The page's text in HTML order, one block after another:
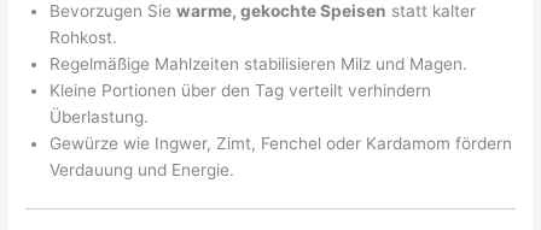
Bevorzugen Siewarme, gekochte Speisen statt kalter
Rohkost.
Regelmäßige Mahlzeiten stabilisieren Milz und Magen.
Kleine Portionen über den Tag verteilt verhindern
Überlastung.
Gewürze wie Ingwer, Zimt, Fenchel oder Kardamom fördern
Verdauung und Energie.